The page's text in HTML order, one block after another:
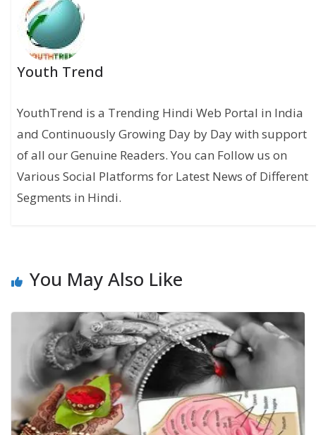
Youth Trend
YouthTrend is a Trending Hindi Web Portal in India
and Continuously Growing Day by Day with support
of all our Genuine Readers. You can Follow us on
Various Social Platforms for Latest News of Different
Segments in Hindi.
You May Also Like